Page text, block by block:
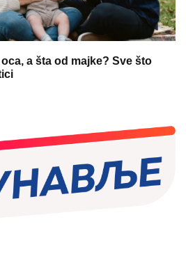
a šta od majke? Sve što